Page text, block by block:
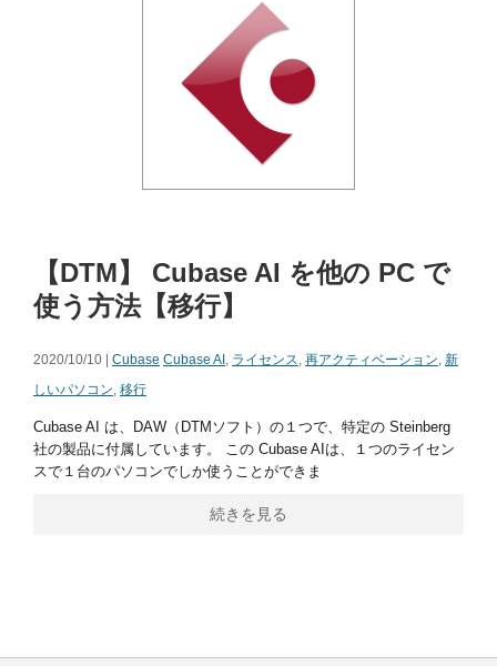
【DTM】 Cubase AI を他の PC で
使う方法【移行】
2020/10/10 | Cubase Cubase AI , ライセンス, 再アクティベーション, 新
しいパソコン, 移行
Cubase AI は、DAW（DTMソフト）の１つで、特定の Steinberg
社の製品に付属しています。 この Cubase AIは、１つのライセン
スで１台のパソコンでしか使うことができま
続きを見る